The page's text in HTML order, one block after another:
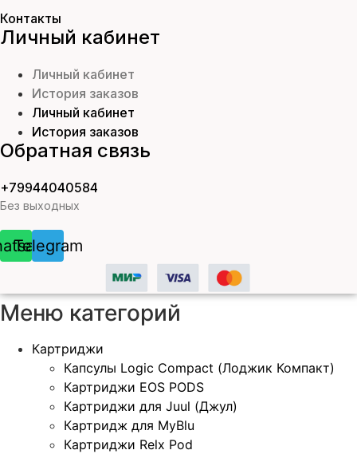
Контакты
Личный кабинет
Личный кабинет
История заказов
Личный кабинет
История заказов
Обратная связь
+79944040584
Без выходных
Telegram
Меню категорий
Картриджи
Капсулы Logic Compact (Лоджик Компакт)
Картриджи EOS PODS
Картриджи для Juul (Джул)
Картридж для MyBlu
Картриджи Relx Pod